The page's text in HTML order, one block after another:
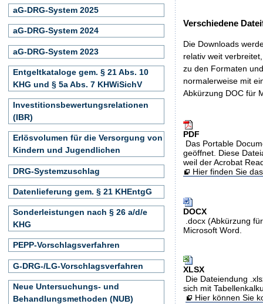
Verschiedene
Die Downloads
relativ weit
zu den Formaten
normalerweise mit
Abkürzung DOC für
PDF
Das Portable
geöffnet. Diese
weil der Acrobat
Hier finden Sie
DOCX
.docx (Abkürzung
Microsoft Word.
XLSX
Die Dateiendung
sich mit
Hier können Sie
aG-DRG-System 2025
aG-DRG-System 2024
aG-DRG-System 2023
Entgeltkataloge gem. § 21 Abs. 10
KHG und § 5a Abs. 7 KHWiSichV
Investitionsbewertungsrelationen
(IBR)
Erlösvolumen für die Versorgung von
Kindern und Jugendlichen
DRG-Systemzuschlag
Datenlieferung gem. § 21 KHEntgG
Sonderleistungen nach § 26 a/d/e
KHG
PEPP-Vorschlagsverfahren
G-DRG-/LG-Vorschlagsverfahren
Neue Untersuchungs- und
Behandlungsmethoden (NUB)